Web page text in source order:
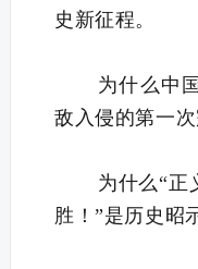
史新征程。
为什么中
敌入侵的第一
为什么“正
胜！”是历史昭